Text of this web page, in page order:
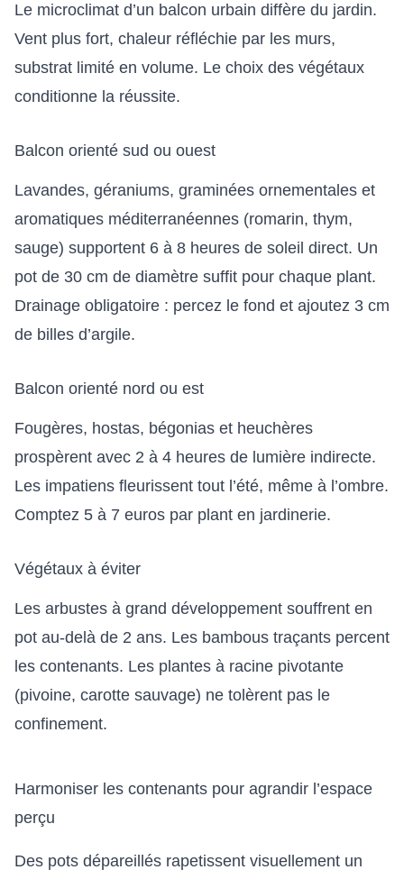
Le microclimat d’un balcon urbain diffère du jardin.
Vent plus fort, chaleur réfléchie par les murs,
substrat limité en volume. Le choix des végétaux
conditionne la réussite.
Balcon orienté sud ou ouest
Lavandes, géraniums, graminées ornementales et
aromatiques méditerranéennes (romarin, thym,
sauge) supportent 6 à 8 heures de soleil direct. Un
pot de 30 cm de diamètre suffit pour chaque plant.
Drainage obligatoire : percez le fond et ajoutez 3 cm
de billes d’argile.
Balcon orienté nord ou est
Fougères, hostas, bégonias et heuchères
prospèrent avec 2 à 4 heures de lumière indirecte.
Les impatiens fleurissent tout l’été, même à l’ombre.
Comptez 5 à 7 euros par plant en jardinerie.
Végétaux à éviter
Les arbustes à grand développement souffrent en
pot au-delà de 2 ans. Les bambous traçants percent
les contenants. Les plantes à racine pivotante
(pivoine, carotte sauvage) ne tolèrent pas le
confinement.
Harmoniser les contenants pour agrandir l’espace
perçu
Des pots dépareillés rapetissent visuellement un